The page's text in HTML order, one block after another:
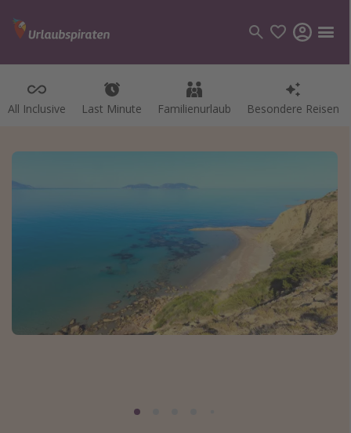
All Inclusive Last Minute Familienurlaub Besondere Reisen
Kategorien
Bodensee Urlaub